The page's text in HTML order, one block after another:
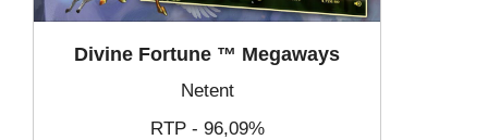
Divine Fortune ™ Megaways
Netent
RTP - 96,09%